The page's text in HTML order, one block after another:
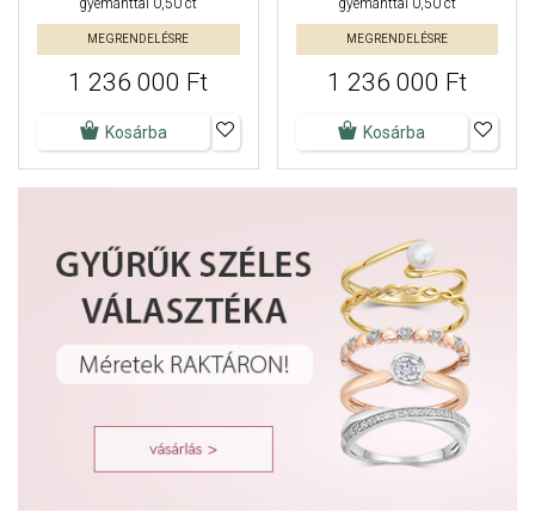
MEGRENDELÉSRE
1 236 000 Ft
Kosárba
MEGRENDELÉSRE
1 236 000 Ft
Kosárba